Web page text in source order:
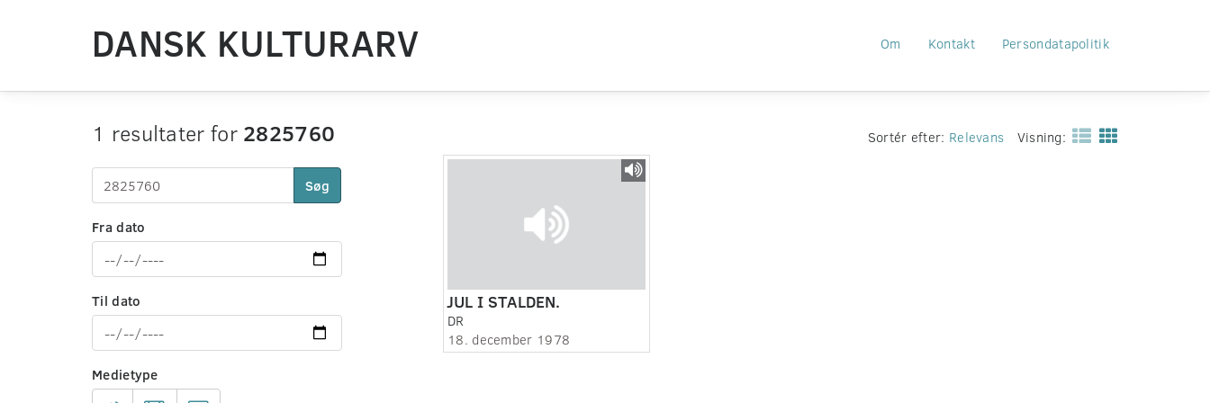
DANSK KULTURARV Om Kontakt Persondatapolitik
1 resultater for 2825760
Søg
Fra dato
Til dato
Medietype
Sortér efter: Relevans Visning:
JUL I STALDEN.
DR
18. december 1978